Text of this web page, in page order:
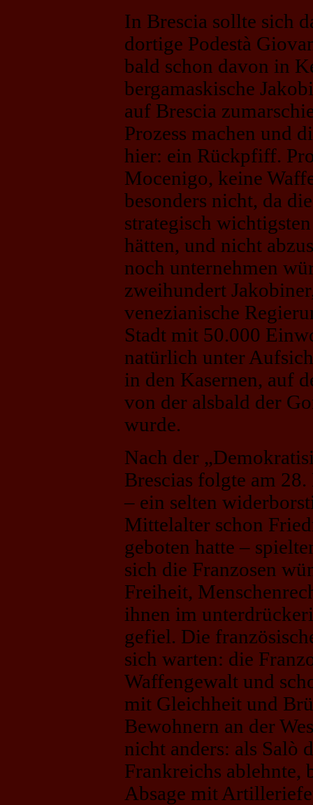
In Brescia sollte sich
dortige Podestà
bald schon davon in
bergamaskische
auf Brescia
Prozess machen und
hier: ein Rückpfiff.
Mocenigo, keine
besonders nicht, da
strategisch
hätten, und nicht
noch unternehmen
zweihundert
venezianische
Stadt mit 50.000
natürlich unter
in den Kasernen, auf
von der alsbald der
wurde.
Nach der
Brescias folgte am
– ein selten
Mittelalter schon
geboten hatte –
sich die Franzosen
Freiheit,
ihnen im
gefiel. Die
sich warten: die
Waffengewalt und
mit Gleichheit und
Bewohnern an der
nicht anders: als Salò
Frankreichs ablehnte,
Absage mit